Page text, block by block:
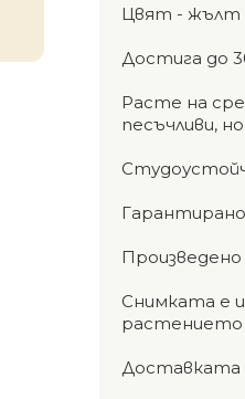
Цвят - жълт
Достига до
Расте на
песъчливи,
Произведено
Снимката е
растението
Доставката